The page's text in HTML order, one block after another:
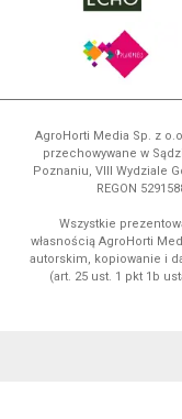
AgroHorti Media Sp. z
przechowywane w
Poznaniu, VIII Wydziale
REGON
Wszystkie
własnością AgroHorti
autorskim, kopiowanie i
(art. 25 ust. 1 pkt 1b